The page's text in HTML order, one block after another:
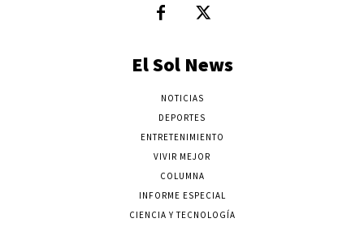
El Sol News
NOTICIAS
DEPORTES
ENTRETENIMIENTO
VIVIR MEJOR
COLUMNA
INFORME ESPECIAL
CIENCIA Y TECNOLOGÍA